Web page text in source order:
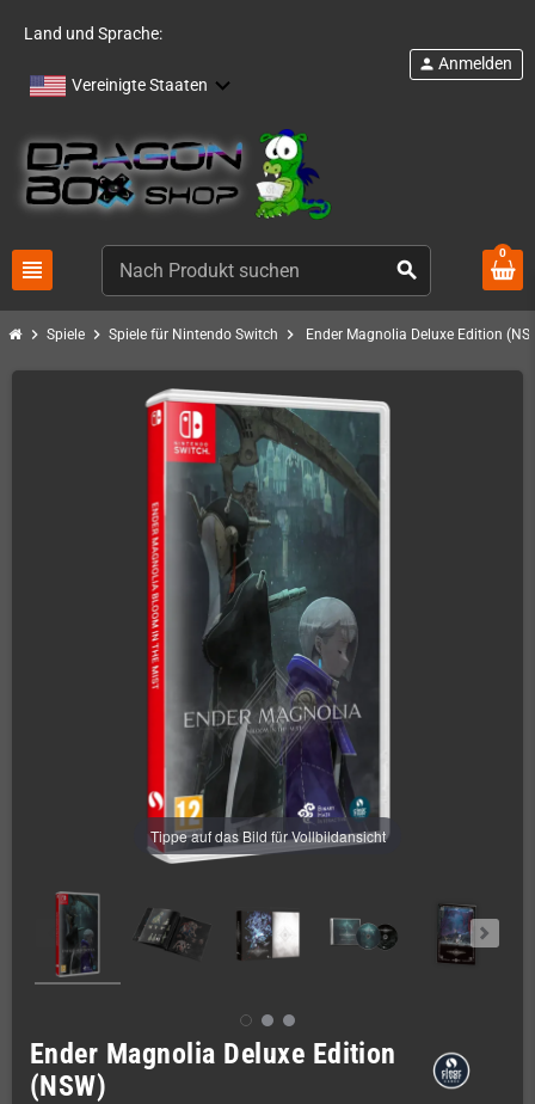
Land und Sprache:
Vereinigte Staaten
view_headline search
person Anmelden
0
chevron_right Spiele chevron_right Spiele für Nintendo Switch chevron_right Ender Magnolia Deluxe Edition
Tippe auf das Bild für Vollbildansicht
Ender Magnolia Deluxe Edition
(NSW)